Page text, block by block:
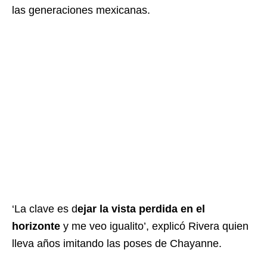
las generaciones mexicanas.
‘La clave es dejar la vista perdida en el
horizonte y me veo igualito’, explicó Rivera quien
lleva años imitando las poses de Chayanne.